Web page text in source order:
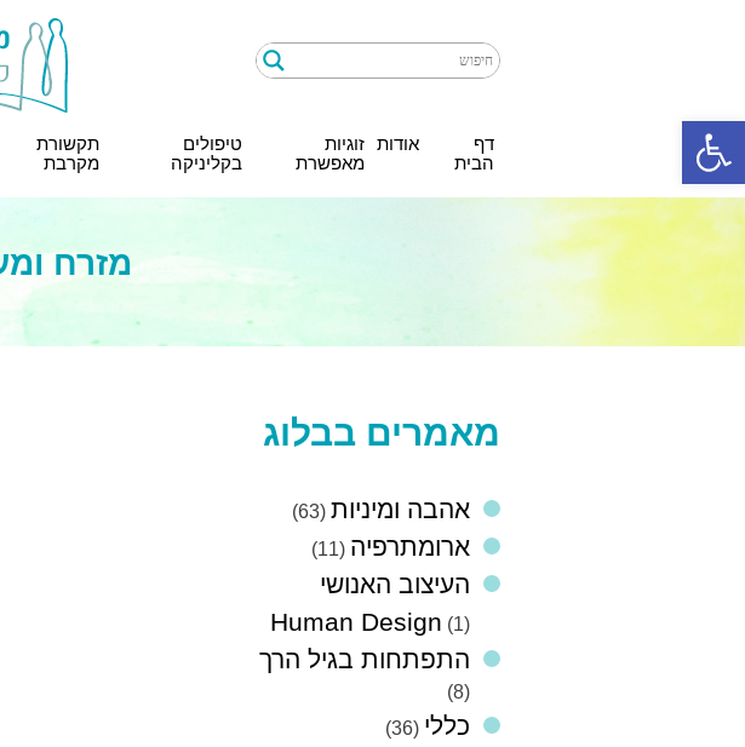
דף
הבית
אודות
זוגיות
מאפשרת
טיפולים
בקליניקה
תקשורת
מקרבת
מזרח
מאמרים בבלוג
אהבה ומיניות(63)
ארומתרפיה (11)
העיצוב האנושי
Human Design (1)
התפתחות בגיל הרך
(8)
כללי (36)
פתח סרגל נגישות